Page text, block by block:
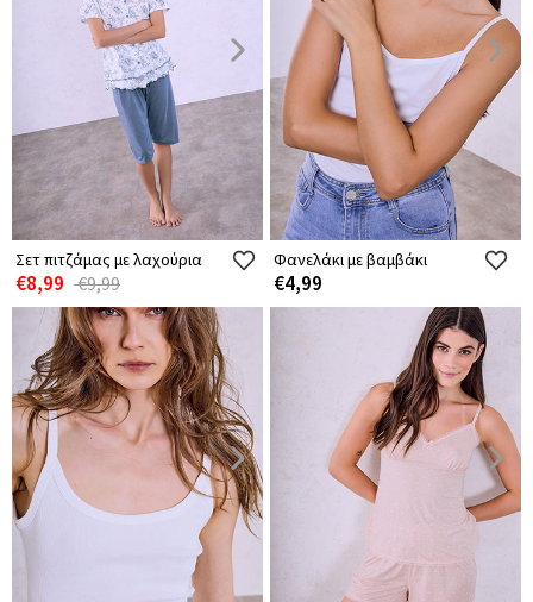
Σετ πιτζάμας με λαχούρια
€8,99 €9,99
Φανελάκι με βαμβάκι
€4,99